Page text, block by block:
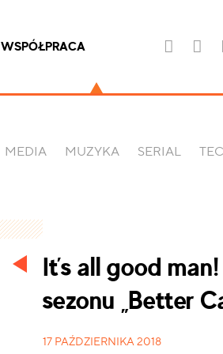
WSPÓŁPRACA
MEDIA MUZYKA SERIAL
It’s all good
sezonu „Better
17 PAŹDZIERNIKA 2018